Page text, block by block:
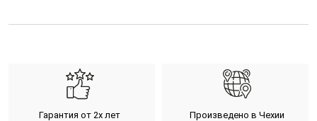
Гарантия от 2х лет Произведено в Чехии